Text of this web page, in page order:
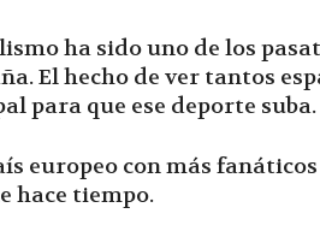
ha sido uno de los
El hecho de ver tantos
para que ese deporte suba.
europeo con más
hace tiempo.